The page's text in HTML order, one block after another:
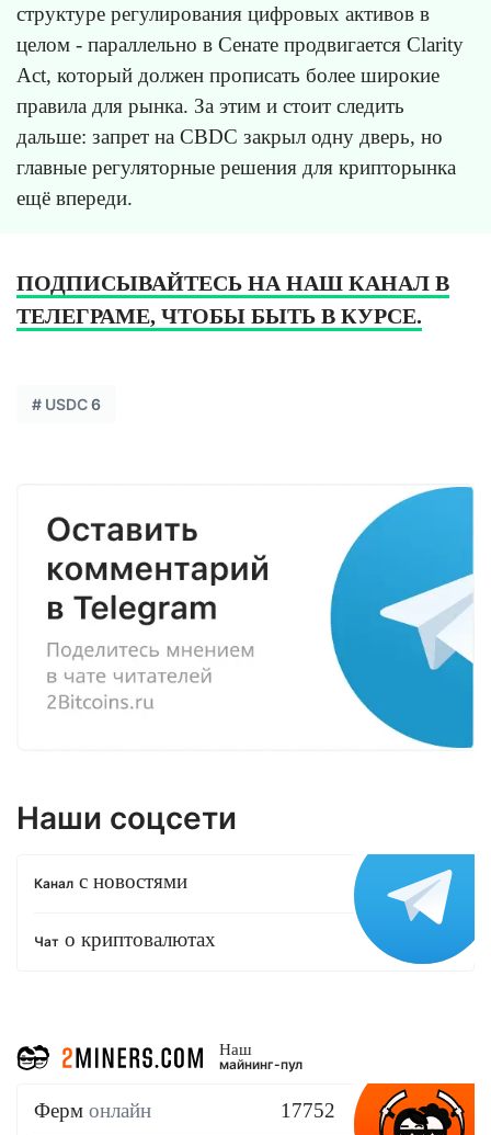
структуре регулирования цифровых активов в
целом - параллельно в Сенате продвигается Clarity
Act, который должен прописать более широкие
правила для рынка. За этим и стоит следить
дальше: запрет на CBDC закрыл одну дверь, но
главные регуляторные решения для крипторынка
ещё впереди.
ПОДПИСЫВАЙТЕСЬ НА НАШ КАНАЛ В
ТЕЛЕГРАМЕ, ЧТОБЫ БЫТЬ В КУРСЕ.
# USDC6
Наши соцсети
Канал с новостями
Чат о криптовалютах
Наш
майнинг-пул
Ферм онлайн 17752